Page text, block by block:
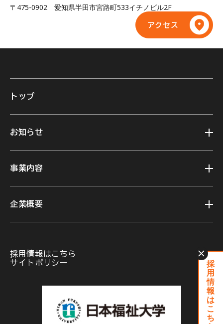
採
用
情
報
は
こ
ち
〒475-0902 愛知県半田市宮路町533イチノビル2F
アクセス
トップ
お知らせ
事業内容
企業概要
採用情報はこちら
サイトポリシー